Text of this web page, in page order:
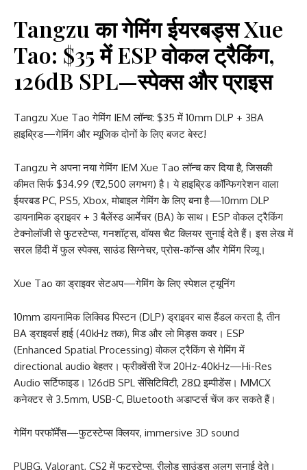
Tangzu का गेमिंग ईयरबड्स Xue
Tao: $35 में ESP वोकल ट्रैकिंग,
126dB SPL—स्पेक्स और प्राइस
Tangzu Xue Tao गेमिंग IEM लॉन्च: $35 में 10mm DLP + 3BA
हाइब्रिड—गेमिंग और म्यूजिक दोनों के लिए बजट बेस्ट!
Tangzu ने अपना नया गेमिंग IEM Xue Tao लॉन्च कर दिया है, जिसकी
कीमत सिर्फ $34.99 (₹2,500 लगभग) है। ये हाइब्रिड कॉन्फिगरेशन वाला
ईयरबड PC, PS5, Xbox, मोबाइल गेमिंग के लिए बना है—10mm DLP
डायनामिक ड्राइवर + 3 बैलेंस्ड आर्मेचर (BA) के साथ। ESP वोकल ट्रैकिंग
टेक्नोलॉजी से फुटस्टेप्स, गनशॉट्स, वॉयस चैट क्लियर सुनाई देते हैं। इस लेख में
सरल हिंदी में फुल स्पेक्स, साउंड सिग्नेचर, प्रोस-कॉन्स और गेमिंग रिव्यू।
Xue Tao का ड्राइवर सेटअप—गेमिंग के लिए स्पेशल ट्यूनिंग
10mm डायनामिक लिक्विड पिस्टन (DLP) ड्राइवर बास हैंडल करता है, तीन
BA ड्राइवर्स हाई (40kHz तक), मिड और लो मिड्स कवर। ESP
(Enhanced Spatial Processing) वोकल ट्रैकिंग से गेमिंग में
directional audio बेहतर। फ्रीक्वेंसी रेंज 20Hz-40kHz—Hi-Res
Audio सर्टिफाइड। 126dB SPL सेंसिटिविटी, 28Ω इम्पीडेंस। MMCX
कनेक्टर से 3.5mm, USB-C, Bluetooth अडाप्टर्स चेंज कर सकते हैं।
गेमिंग परफॉर्मेंस—फुटस्टेप्स क्लियर, immersive 3D sound
PUBG, Valorant, CS2 में फुटस्टेप्स, रीलोड साउंड्स अलग सुनाई देते।